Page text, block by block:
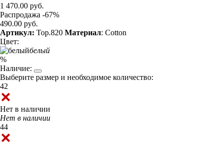
1 470.00 руб.
Распродажа -67%
490.00 руб.
Артикул: Top.820 Материал: Cotton
Цвет:
белый
%
Наличие:
Выберите размер и необходимое количество:
42
Нет в наличии
Нет в наличии
44